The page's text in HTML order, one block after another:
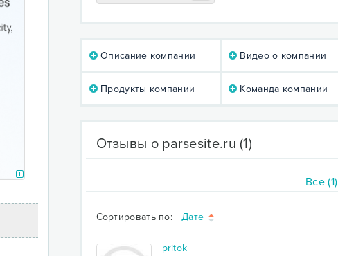
Описание компании Видео о компании
Продукты компании Команда компании
Отзывы о parsesite.ru (1)
Все (1)
Сортировать по: Дате
pritok